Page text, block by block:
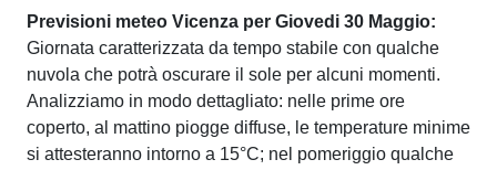
Previsioni meteo Vicenza per Giovedi 30 Maggio:
Giornata caratterizzata da tempo stabile con qualche
nuvola che potrà oscurare il sole per alcuni momenti.
Analizziamo in modo dettagliato: nelle prime ore
coperto, al mattino piogge diffuse, le temperature minime
si attesteranno intorno a 15°C; nel pomeriggio qualche